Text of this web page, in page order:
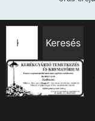
Keresés